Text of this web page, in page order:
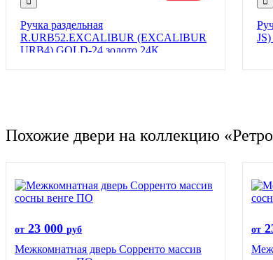
Ручка раздельная
R.URB52.EXCALIBUR (EXCALIBUR
URB4) GOLD-24 золото 24К
Похожие двери на коллекцию
от 23 000 руб
Межкомнатная дверь Сорренто массив
от